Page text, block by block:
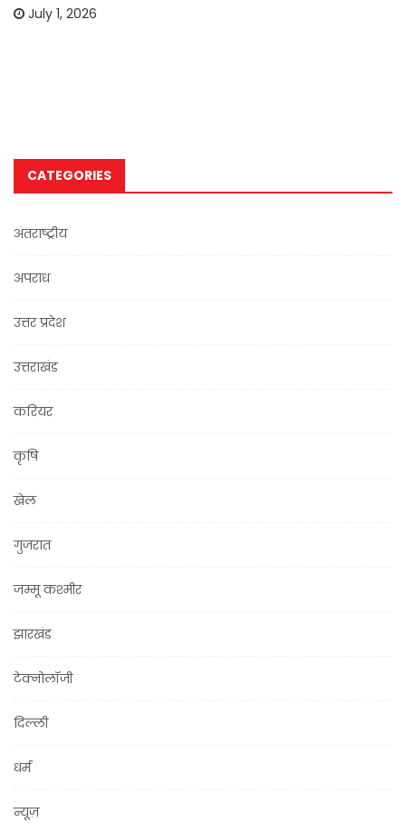
July 1, 2026
CATEGORIES
अंतराष्ट्रीय
अपराध
उत्तर प्रदेश
उत्तराखंड
करियर
कृषि
खेल
गुजरात
जम्मू कश्मीर
झारखंड
टेक्नोलॉजी
दिल्ली
धर्म
न्यूज़